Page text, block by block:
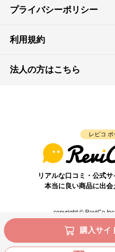
購入サイ
プライバシーポリシー
利用規約
法人の方はこちら
レビコ ポ
リアルな口コミ・公式
本当に良い商品に出
copyright © ReviCo